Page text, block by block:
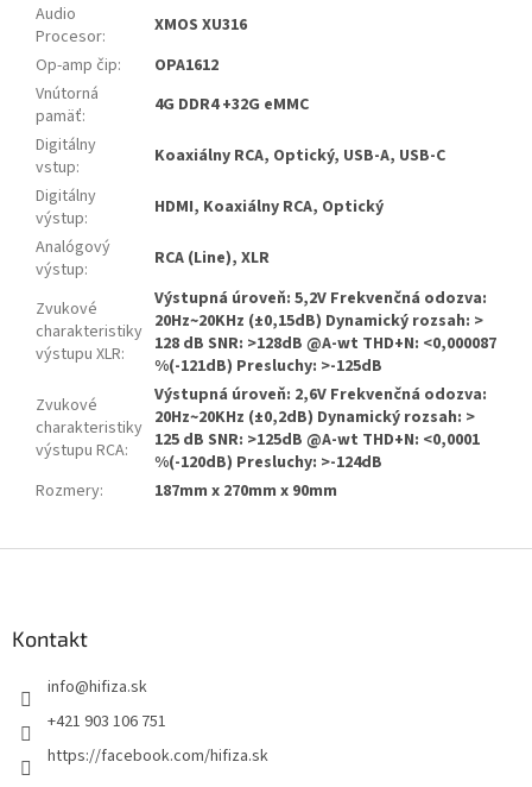
Audio
Procesor:
XMOS XU316
Op-amp čip:
OPA1612
Vnútorná
pamäť:
4G DDR4 +32G eMMC
Digitálny
vstup:
Koaxiálny RCA, Optický, USB-A, USB-C
Digitálny
výstup:
HDMI, Koaxiálny RCA, Optický
Analógový
výstup: RCA (Line), XLR
Zvukové
charakteristiky
výstupu XLR:
Výstupná úroveň: 5,2V Frekvenčná odozva:
20Hz~20KHz (±0,15dB) Dynamický rozsah: >
128 dB SNR: >128dB @A-wt THD+N: <0,000087
%(-121dB) Presluchy: >-125dB
Zvukové
charakteristiky
výstupu RCA:
Výstupná úroveň: 2,6V Frekvenčná odozva:
20Hz~20KHz (±0,2dB) Dynamický rozsah: >
125 dB SNR: >125dB @A-wt THD+N: <0,0001
%(-120dB) Presluchy: >-124dB
Rozmery: 187mm x 270mm x 90mm
Kontakt
info@hifiza.sk
+421 903 106 751
https://facebook.com/hifiza.sk